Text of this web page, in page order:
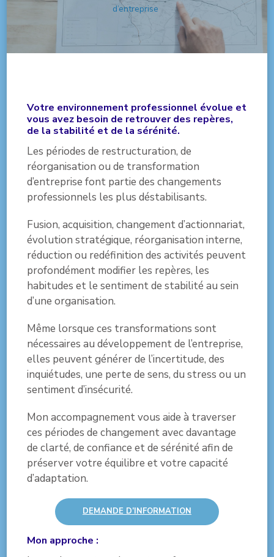
d’entreprise
Votre environnement professionnel évolue et
vous avez besoin de retrouver des repères,
de la stabilité et de la sérénité.
Les périodes de restructuration, de
réorganisation ou de transformation
d’entreprise font partie des changements
professionnels les plus déstabilisants.
Fusion, acquisition, changement d’actionnariat,
évolution stratégique, réorganisation interne,
réduction ou redéfinition des activités peuvent
profondément modifier les repères, les
habitudes et le sentiment de stabilité au sein
d’une organisation.
Même lorsque ces transformations sont
nécessaires au développement de l’entreprise,
elles peuvent générer de l’incertitude, des
inquiétudes, une perte de sens, du stress ou un
sentiment d’insécurité.
Mon accompagnement vous aide à traverser
ces périodes de changement avec davantage
de clarté, de confiance et de sérénité afin de
préserver votre équilibre et votre capacité
d’adaptation.
DEMANDE D’INFORMATION
Mon approche :